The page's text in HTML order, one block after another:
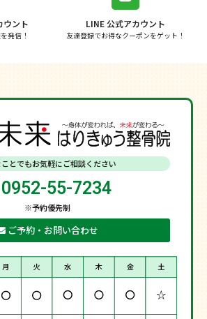
ント
発信！
LINE 公式アカウント
友達登録でお得なクーポンをゲット！
とでもお気軽にご相談ください
55-7234
※予約優先制
ご予約・お問い合わせ